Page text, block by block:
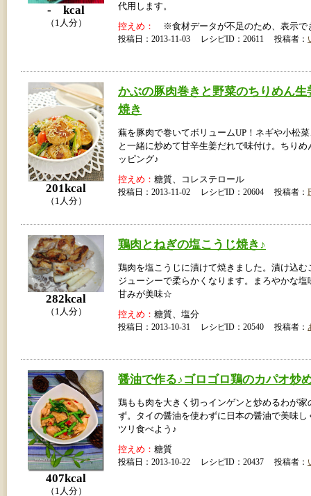
- kcal
（1人分）
代用します。
控えめ： ※食材データが不足のため、表示で
投稿日：2013-11-03 レシピID：20611 投稿者：
201kcal
（1人分）
かぶの豚肉巻きと野菜のちりめん生
焼き
蕪を豚肉で巻いてボリュームUP！ネギや小松
と一緒に炒めて甘辛生姜だれで味付け。ちりめ
ッピング♪
控えめ： 糖質、コレステロール
投稿日：2013-11-02 レシピID：20604 投稿者：
282kcal
（1人分）
鶏肉とねぎの塩こうじ焼き♪
鶏肉を塩こうじに漬けて焼きました。漬け込む
ジューシーで柔らかくなります。まろやかな塩
甘みが美味☆
控えめ： 糖質、塩分
投稿日：2013-10-31 レシピID：20540 投稿者：
407kcal
（1人分）
醤油で作る♪ゴロゴロ鶏のカパオ炒
鶏もも肉を大きく切っインゲンと炒めるわが家
ず。タイの醤油を使わずに日本の醤油で美味し
ツリ食べよう♪
控えめ： 糖質
投稿日：2013-10-22 レシピID：20437 投稿者：